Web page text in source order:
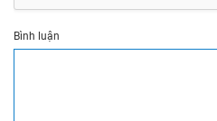
Bình luận